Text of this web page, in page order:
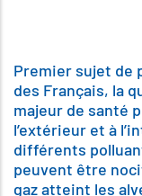
Premier sujet de
des Français, la
majeur de santé
l’extérieur et à
différents
peuvent être
gaz atteint les